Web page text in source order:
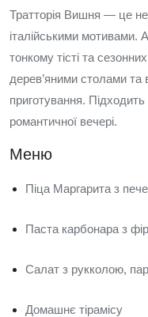
Тратторія Вишня — це
італійськими мотивами.
тонкому тісті та
дерев’яними столами
приготування.
романтичної вечері.
Меню
Піца Маргарита з
Паста карбонара з
Салат з рукколою,
Домашнє тірамісу